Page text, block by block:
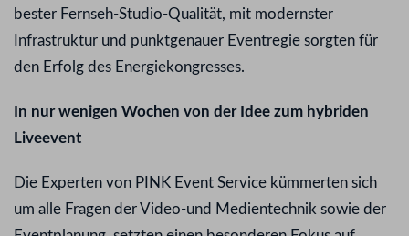
bester Fernseh-Studio-Qualität, mit modernster
Infrastruktur und punktgenauer Eventregie sorgten für
den Erfolg des Energiekongresses.
In nur wenigen Wochen von der Idee zum hybriden
Liveevent
Die Experten von PINK Event Service kümmerten sich
um alle Fragen der Video-und Medientechnik sowie der